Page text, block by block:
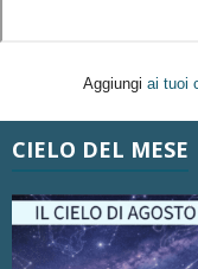
Aggiungi ai tuoi
CIELO DEL MESE